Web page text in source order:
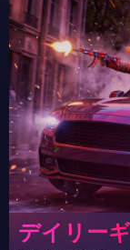
デイリー